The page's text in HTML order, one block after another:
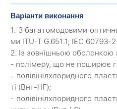
Варіанти виконання
1. З багатомодовими
ми ITU-T G.651.1; IEC 60793-
2. Із зовнішньою оболонкою
- полімеру, що не поширює
- полівінілхлоридного
ті (Внг-HF);
- полівінілхлоридного